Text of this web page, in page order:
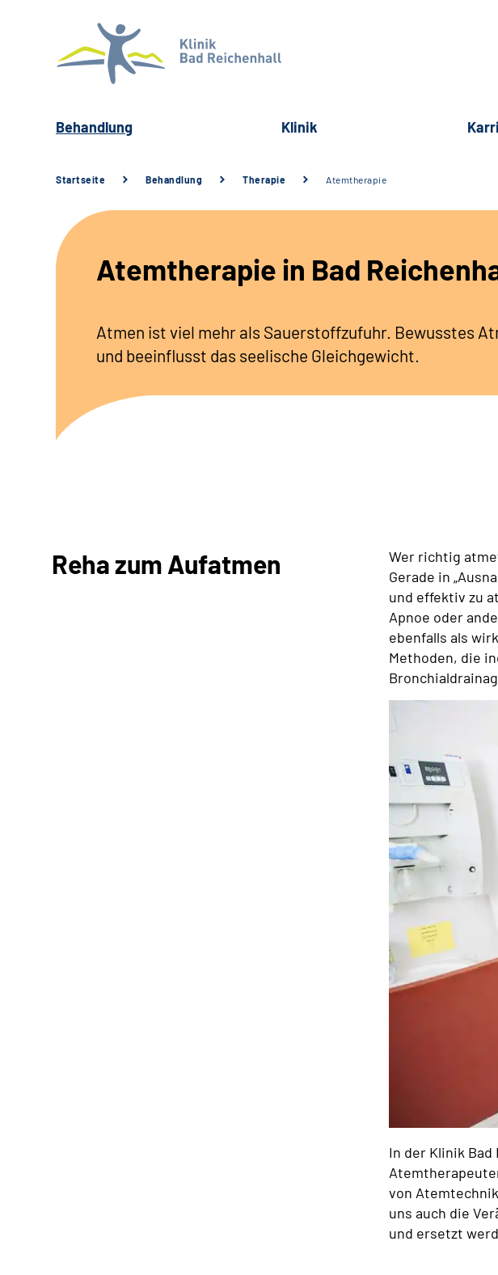
Behandlung Klinik
Startseite Behandlung Therapie Atemtherapie
Atemtherapie in Bad
Atmen ist viel mehr als Sauerstoffzufuhr. Bewusstes
und beeinflusst das seelische Gleichgewicht.
Reha zum Aufatmen
Wer richtig
Gerade in
und effektiv zu
Apnoe oder
ebenfalls als
Methoden, die
In der Klinik
von
uns auch die
und ersetzt